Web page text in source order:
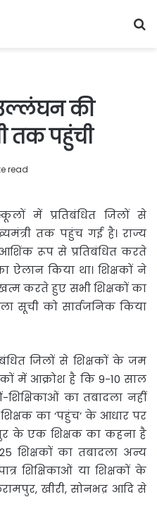
की
तक पहुंची
read
में प्रतिबंधित जिलों से
तक पहुंच गई है। राज्य
रूप से प्रतिबंधित करते
ऐलान किया था। शिक्षकों ने
करते हुए सभी शिक्षकों का
सूची को सार्वजनिक किया
जिलों से शिक्षकों के जम
में आक्रोश है कि 9-10 साल
का तबादला नहीं
का ‘पहुंच’ के आधार पर
के एक शिक्षक का कहना है
शिक्षकों का तबादला अन्य
शिक्षिकाओं या शिक्षकों के
खीरी, सोनभद्र आदि से